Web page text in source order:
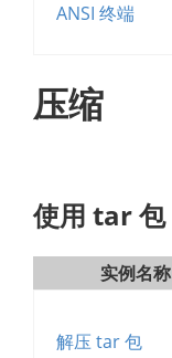
ANSI 终端
压缩
使用 tar 包
实例名称
解压 tar 包